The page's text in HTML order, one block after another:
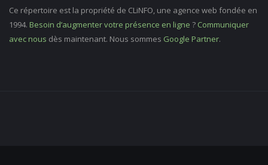
Ce répertoire est la propriété de CLiNFO, une agence web fondée en
1994. Besoin d’augmenter votre présence en ligne ? Communiquer
avec nous dès maintenant. Nous sommes Google Partner.